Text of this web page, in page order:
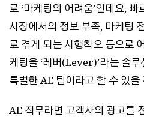
로 ‘마케팅의 어려움’인데요,
시장에서의 정보 부족, 마케팅
로 겪게 되는 시행착오 등으로
케팅을 ‘레버(Lever)’라는 솔
특별한 AE 팀이라고 할 수 있을
AE 직무라면 고객사의 광고를